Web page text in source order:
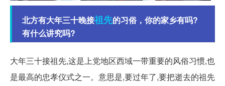
北方有大年三十晚接祖先的习俗，你的家乡有吗?
有什么讲究吗?
大年三十接祖先,这是上党地区西域一带重要的风俗习惯,也
是最高的忠孝仪式之一。意思是,要过年了,要把逝去的祖先